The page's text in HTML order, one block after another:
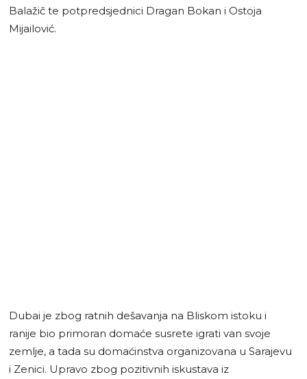
Balažič te potpredsjednici Dragan Bokan i Ostoja
Mijailović.
Dubai je zbog ratnih dešavanja na Bliskom istoku i
ranije bio primoran domaće susrete igrati van svoje
zemlje, a tada su domaćinstva organizovana u Sarajevu
i Zenici. Upravo zbog pozitivnih iskustava iz